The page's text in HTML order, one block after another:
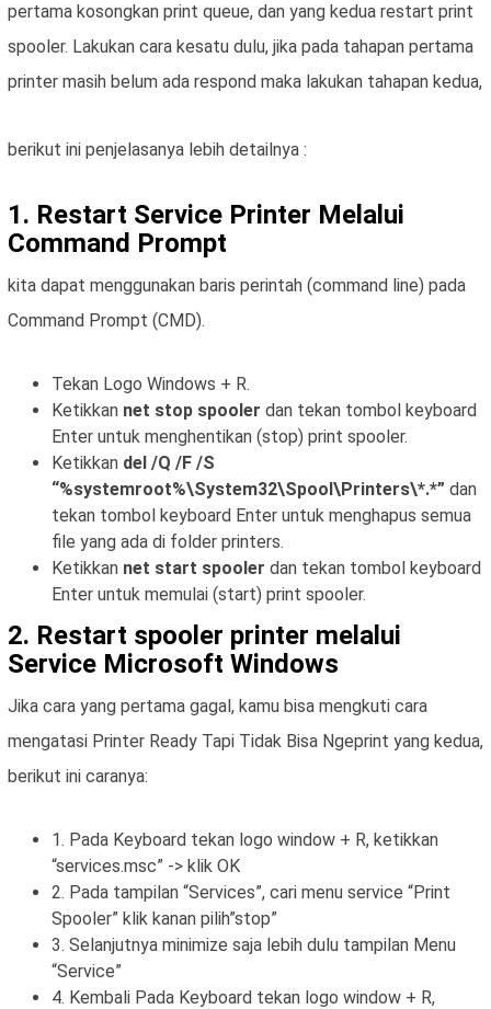
pertama kosongkan print queue, dan yang kedua restart print
spooler. Lakukan cara kesatu dulu, jika pada tahapan pertama
printer masih belum ada respond maka lakukan tahapan kedua,
berikut ini penjelasanya lebih detailnya :
1. Restart Service Printer Melalui
Command Prompt
kita dapat menggunakan baris perintah (command line) pada
Command Prompt (CMD).
Tekan Logo Windows + R.
Ketikkan net stop spooler dan tekan tombol keyboard
Enter untuk menghentikan (stop) print spooler.
Ketikkan del /Q /F /S
“%systemroot%\System32\Spool\Printers\*.*” dan
tekan tombol keyboard Enter untuk menghapus semua
file yang ada di folder printers.
Ketikkan net start spooler dan tekan tombol keyboard
Enter untuk memulai (start) print spooler.
2. Restart spooler printer melalui
Service Microsoft Windows
Jika cara yang pertama gagal, kamu bisa mengkuti cara
mengatasi Printer Ready Tapi Tidak Bisa Ngeprint yang kedua,
berikut ini caranya:
1. Pada Keyboard tekan logo window + R, ketikkan
“services.msc” -> klik OK
2. Pada tampilan “Services”, cari menu service “Print
Spooler” klik kanan pilih”stop”
3. Selanjutnya minimize saja lebih dulu tampilan Menu
“Service”
4. Kembali Pada Keyboard tekan logo window + R,